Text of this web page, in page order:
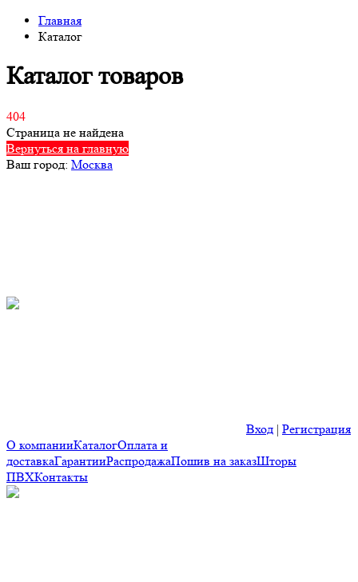
Главная
Каталог
Каталог товаров
404
Страница не найдена
Вернуться на главную
Ваш город: Москва
Вход | Регистрация
О компанииКаталогОплата и
доставкаГарантииРаспродажаПошив на заказШторы
ПВХКонтакты